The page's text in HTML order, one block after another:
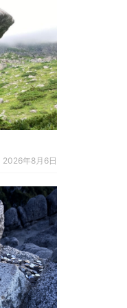
2026年8月6日